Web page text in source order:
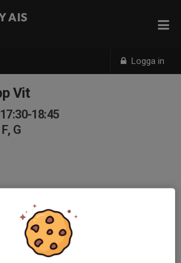
Logga in
AIS
Vit
18:45
G